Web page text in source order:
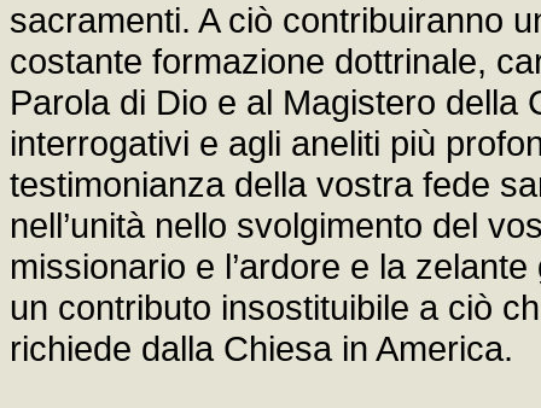
sacramenti. A ciò contribuiranno
costante formazione dottrinale,
Parola di Dio e al Magistero della
interrogativi e agli aneliti più
testimonianza della vostra fede
nell’unità nello svolgimento del
missionario e l’ardore e la
un contributo insostituibile a ciò
richiede dalla Chiesa in America.